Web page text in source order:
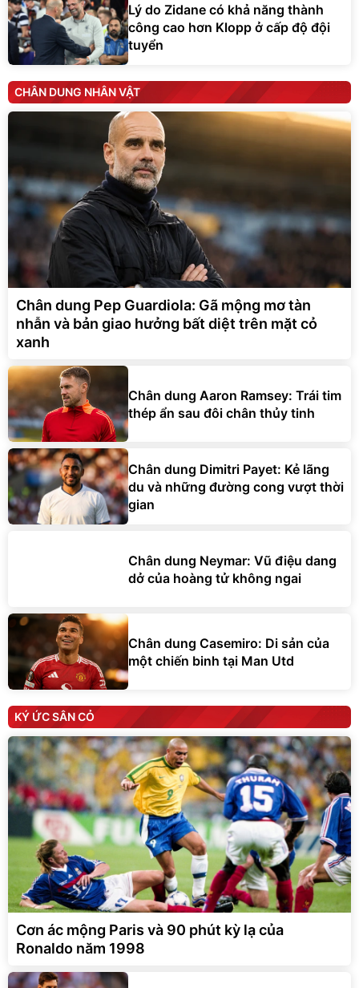
Lý do Zidane có khả năng thành
công cao hơn Klopp ở cấp độ đội
tuyển
CHÂN DUNG NHÂN VẬT
Chân dung Pep Guardiola: Gã mộng mơ tàn
nhẫn và bản giao hưởng bất diệt trên mặt cỏ
xanh
Chân dung Aaron Ramsey: Trái tim
thép ẩn sau đôi chân thủy tinh
Chân dung Dimitri Payet: Kẻ lãng
du và những đường cong vượt thời
gian
Chân dung Neymar: Vũ điệu dang
dở của hoàng tử không ngai
Chân dung Casemiro: Di sản của
một chiến binh tại Man Utd
KÝ ỨC SÂN CỎ
Cơn ác mộng Paris và 90 phút kỳ lạ của
Ronaldo năm 1998